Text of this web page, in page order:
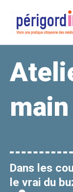
main
Dans les
le vrai du